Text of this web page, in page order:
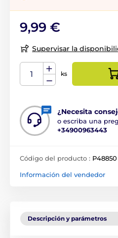
9,99 €
Supervisar la
ks
¿Necesita
o escriba una
+34900963443
Código del producto : P48850
Información del vendedor
Descripción y parámetros